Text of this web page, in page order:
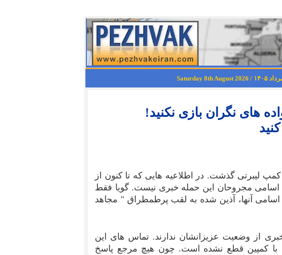
های نگران بازی نکنید!
کمپ لیبرتی گذشت. در اطلاعیه هایی که تا کنون از
مجروحان این حمله خبری نیست. گویا فقط
آنها، آذین شده به لقب پرطمطراق " مجاهد
از وضعیت عزیزانشان ندارند. تماس های این
با کمپین قطع نشده است. چون هیچ مرجع پاسخ